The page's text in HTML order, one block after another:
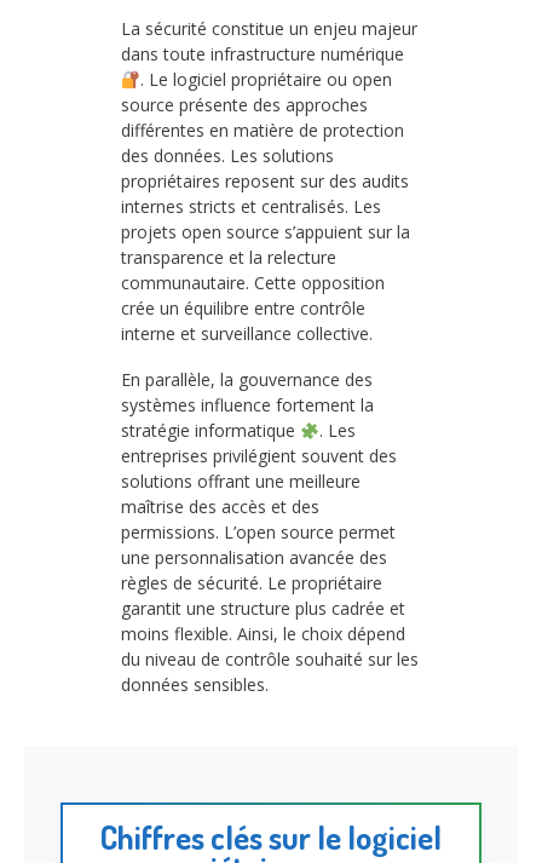
La sécurité constitue un enjeu majeur
dans toute infrastructure numérique
. Le logiciel propriétaire ou open
source présente des approches
différentes en matière de protection
des données. Les solutions
propriétaires reposent sur des audits
internes stricts et centralisés. Les
projets open source s’appuient sur la
transparence et la relecture
communautaire. Cette opposition
crée un équilibre entre contrôle
interne et surveillance collective.
En parallèle, la gouvernance des
systèmes influence fortement la
stratégie informatique
. Les
entreprises privilégient souvent des
solutions offrant une meilleure
maîtrise des accès et des
permissions. L’open source permet
une personnalisation avancée des
règles de sécurité. Le propriétaire
garantit une structure plus cadrée et
moins flexible. Ainsi, le choix dépend
du niveau de contrôle souhaité sur les
données sensibles.
Chiffres clés sur le logiciel